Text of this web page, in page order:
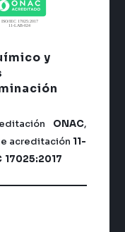
y
ONAC,
acreditación 11-
17025:2017